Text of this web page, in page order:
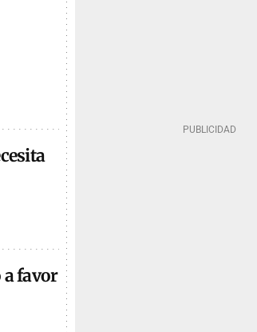
a favor